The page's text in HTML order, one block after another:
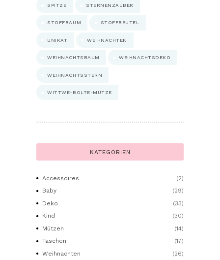
SPITZE STERNENZAUBER
STOFFBAUM STOFFBEUTEL
UNIKAT WEIHNACHTEN
WEIHNACHTSBAUM WEIHNACHTSDEKO
WEIHNACHTSSTERN
WITTWE-BOLTE-MÜTZE
KATEGORIEN
Accessoires
(2)
Baby
(29)
Deko
(33)
Kind
(30)
Mützen
(14)
Taschen
(17)
Weihnachten
(26)